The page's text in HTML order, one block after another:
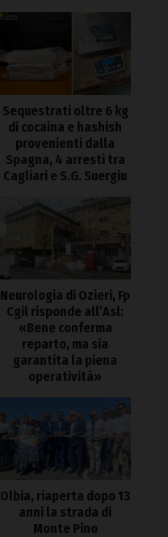
Sequestrati oltre 6 kg
di cocaina e hashish
provenienti dalla
Spagna, 4 arresti tra
Cagliari e S.G. Suergiu
Neurologia di Ozieri, Fp
Cgil risponde all’Asl:
«Bene conferma
reparto, ma sia
garantita la piena
operatività»
Olbia, riaperta dopo 13
anni la strada di
Monte Pino